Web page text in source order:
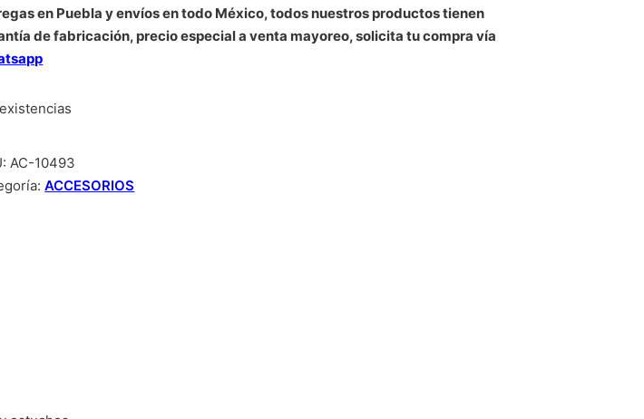
en Puebla y envíos en todo México, todos nuestros productos tienen
de fabricación, precio especial a venta mayoreo, solicita tu compra vía
AC-10493
ACCESORIOS